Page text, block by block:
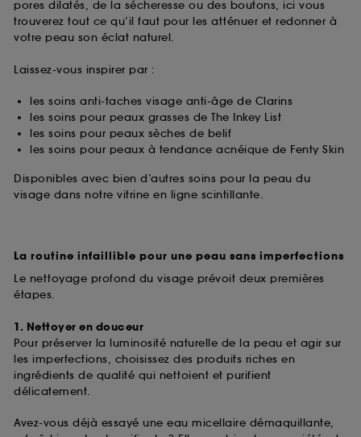
pores dilatés, de la sécheresse ou des boutons, ici vous
trouverez tout ce qu’il faut pour les atténuer et redonner à
votre peau son éclat naturel.
Laissez-vous inspirer par :
les soins anti-taches visage anti-âge de Clarins
les soins pour peaux grasses de The Inkey List
les soins pour peaux sèches de belif
les soins pour peaux à tendance acnéique de Fenty Skin
Disponibles avec bien d’autres soins pour la peau du
visage dans notre vitrine en ligne scintillante.
La routine infaillible pour une peau sans imperfections
Le nettoyage profond du visage prévoit deux premières
étapes.
1. Nettoyer en douceur
Pour préserver la luminosité naturelle de la peau et agir sur
les imperfections, choisissez des produits riches en
ingrédients de qualité qui nettoient et purifient
délicatement.
Avez-vous déjà essayé une eau micellaire démaquillante,